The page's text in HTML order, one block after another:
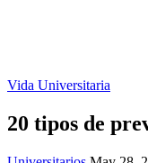
Vida Universitaria
20 tipos de